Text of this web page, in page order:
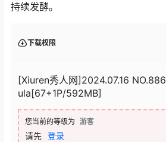
持续发酵。
下载权限
[Xiuren秀人网]2024.07.16
ula[67+1P/592MB]
您当前的等级为 游客
请先 登录